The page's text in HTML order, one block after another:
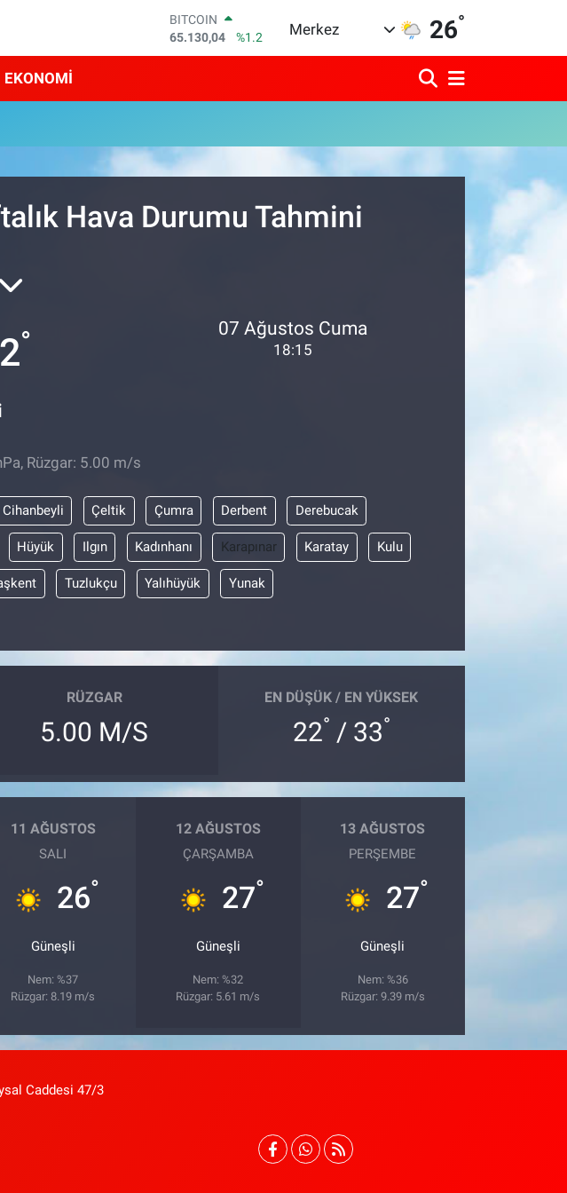
BITCOIN
65.130,04
%1.2
DOLAR
64,4046
%0.35
GRAM ALTIN
6618.49
%2.12
13.773
%-19
Merkez 26°
EKONOMİ
Hava Durumu Tahmini
° 07 Ağustos Cuma
18:15
Rüzgar: 5.00 m/s
Cihanbeyli Çeltik Çumra Derbent Derebucak
Hüyük Ilgın Kadınhanı Karapınar Karatay Kulu
Tuzlukçu Yalıhüyük Yunak
RÜZGAR
5.00 M/S
EN DÜŞÜK / EN YÜKSEK
22° / 33°
11 AĞUSTOS
SALI
26°
Güneşli
Nem: %37
Rüzgar: 8.19 m/s
12 AĞUSTOS
ÇARŞAMBA
27°
Güneşli
Nem: %32
Rüzgar: 5.61 m/s
13 AĞUSTOS
PERŞEMBE
27°
Güneşli
Nem: %36
Rüzgar: 9.39 m/s
Caddesi 47/3